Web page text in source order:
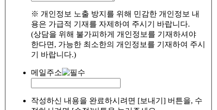
※ 개인정보 노출 방지를 위해 민감한 개인정보 내
용은 가급적 기재를 자제하여 주시기 바랍니다.
(상담을 위해 불가피하게 개인정보를 기재하셔야
한다면, 가능한 최소한의 개인정보를 기재하여 주시
기 바랍니다.)
메일주소
작성하신 내용을 완료하시려면 [보내기] 버튼을, 수